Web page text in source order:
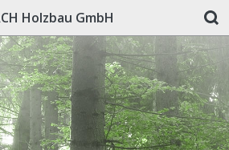
Holzbau GmbH